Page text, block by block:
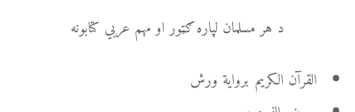
د هر مسلمان لپاره ګټور او مهم عربي کتابونه
القرآن الكريم برواية ورش